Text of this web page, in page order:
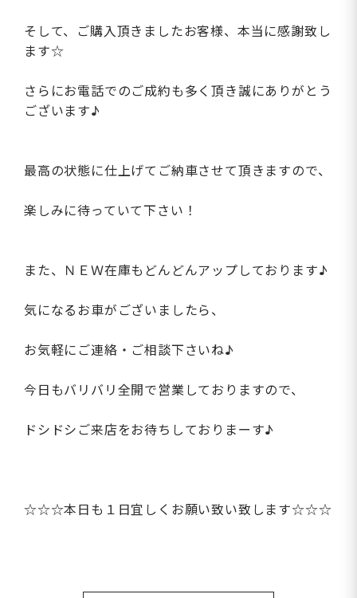
そして、ご購入頂きましたお客様、本当に感謝致し
ます☆
さらにお電話でのご成約も多く頂き誠にありがとう
ございます♪
最高の状態に仕上げてご納車させて頂きますので、
楽しみに待っていて下さい！
また、ＮＥＷ在庫もどんどんアップしております♪
気になるお車がございましたら、
お気軽にご連絡・ご相談下さいね♪
今日もバリバリ全開で営業しておりますので、
ドシドシご来店をお待ちしておりまーす♪
☆☆☆本日も１日宜しくお願い致い致します☆☆☆